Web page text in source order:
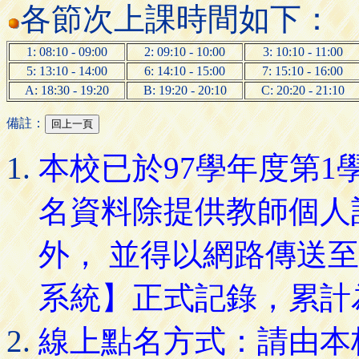
各節次上課時間如下：
1: 08:10 - 09:00 2: 09:10 - 10:00
3: 10:10 - 11:00
5: 13:10 - 14:00
6: 14:10 - 15:00
7: 15:10 - 16:00
A: 18:30 - 19:20
B: 19:20 - 20:10 C: 20:20 - 21:10
備註：
本校已於97學年度第1
名資料除提供教師個
外， 並得以網路傳送
系統】正式記錄，累
線上點名方式：請由